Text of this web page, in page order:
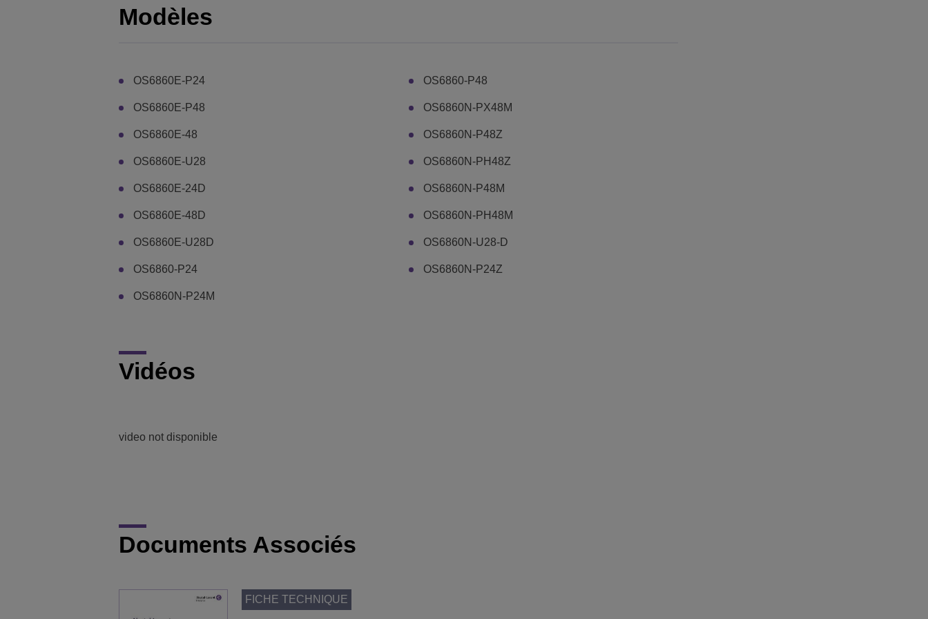
Modèles
OS6860E-P24
OS6860E-P48
OS6860E-48
OS6860E-U28
OS6860E-24D
OS6860E-48D
OS6860E-U28D
OS6860-P24
OS6860N-P24M
OS6860-P48
OS6860N-PX48M
OS6860N-P48Z
OS6860N-PH48Z
OS6860N-P48M
OS6860N-PH48M
OS6860N-U28-D
OS6860N-P24Z
Vidéos
video not disponible
Documents Associés
FICHE TECHNIQUE